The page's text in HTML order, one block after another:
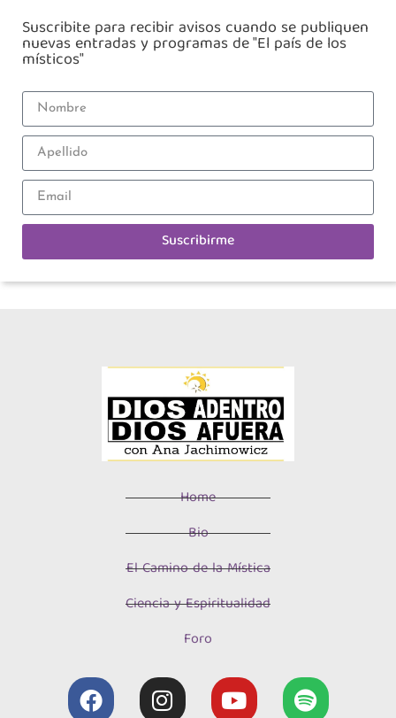
Suscribite para recibir avisos cuando se publiquen
nuevas entradas y programas de "El país de los
místicos"
Suscribirme
Home
Bio
El Camino de la Mística
Ciencia y Espiritualidad
Foro